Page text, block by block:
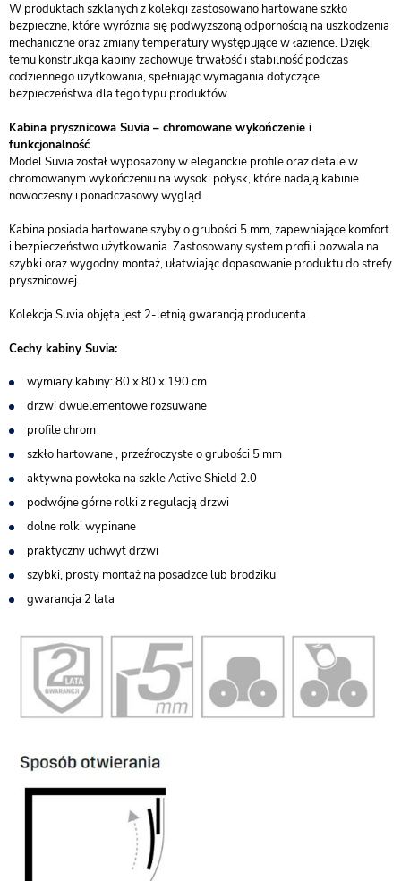
W produktach szklanych z kolekcji zastosowano hartowane szkło
bezpieczne, które wyróżnia się podwyższoną odpornością na uszkodzenia
mechaniczne oraz zmiany temperatury występujące w łazience. Dzięki
temu konstrukcja kabiny zachowuje trwałość i stabilność podczas
codziennego użytkowania, spełniając wymagania dotyczące
bezpieczeństwa dla tego typu produktów.
Kabina prysznicowa Suvia – chromowane wykończenie i
funkcjonalność
Model Suvia został wyposażony w eleganckie profile oraz detale w
chromowanym wykończeniu na wysoki połysk, które nadają kabinie
nowoczesny i ponadczasowy wygląd.
Kabina posiada hartowane szyby o grubości 5 mm, zapewniające komfort
i bezpieczeństwo użytkowania. Zastosowany system profili pozwala na
szybki oraz wygodny montaż, ułatwiając dopasowanie produktu do strefy
prysznicowej.
Kolekcja Suvia objęta jest 2-letnią gwarancją producenta.
Cechy kabiny Suvia:
wymiary kabiny: 80 x 80 x 190 cm
drzwi dwuelementowe rozsuwane
profile chrom
szkło hartowane , przeźroczyste o grubości 5 mm
aktywna powłoka na szkle Active Shield 2.0
podwójne górne rolki z regulacją drzwi
dolne rolki wypinane
praktyczny uchwyt drzwi
szybki, prosty montaż na posadzce lub brodziku
gwarancja 2 lata